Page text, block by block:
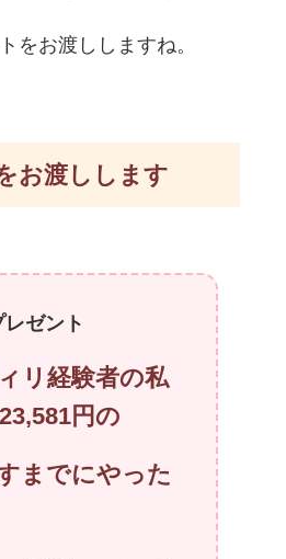
をお渡ししますね。
お渡しします
ゼント
リ経験者の私
円の
までにやった